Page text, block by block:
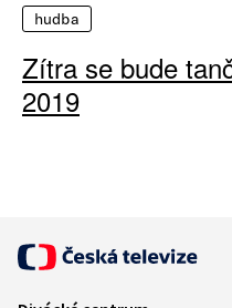
hudba
Zítra se bude
2019